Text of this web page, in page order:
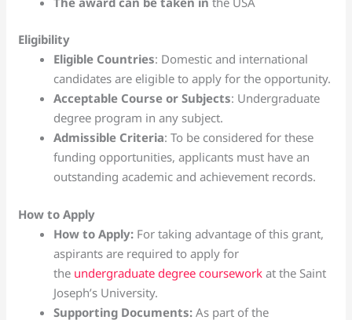
Eligibility
Eligible Countries: Domestic and international
candidates are eligible to apply for the opportunity.
Acceptable Course or Subjects: Undergraduate
degree program in any subject.
Admissible Criteria: To be considered for these
funding opportunities, applicants must have an
outstanding academic and achievement records.
How to Apply
How to Apply: For taking advantage of this grant,
aspirants are required to apply for
the undergraduate degree courseworkat the Saint
Joseph’s University.
Supporting Documents:As part of the